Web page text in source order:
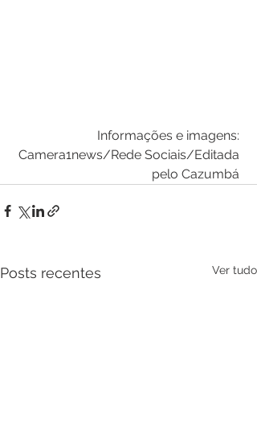
Informações e imagens:
Camera1news/Rede Sociais/Editada
pelo Cazumbá
Posts recentes Ver tudo